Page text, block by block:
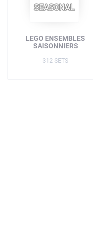
LEGO ENSEMBLES
SAISONNIERS
312 SETS